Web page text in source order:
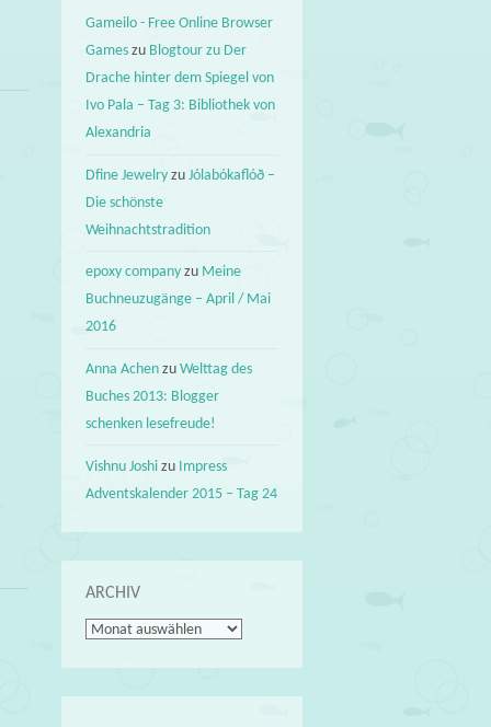
Gameilo - Free Online Browser
Games zu Blogtour zu Der
Drache hinter dem Spiegel von
Ivo Pala – Tag 3: Bibliothek von
Alexandria
Dfine Jewelry zuJólabókaflóð –
Die schönste
Weihnachtstradition
epoxy company zu Meine
Buchneuzugänge – April / Mai
2016
Anna Achen zuWelttag des
Buches 2013: Blogger
schenken lesefreude!
Vishnu Joshi zu Impress
Adventskalender 2015 – Tag 24
ARCHIV
Archiv